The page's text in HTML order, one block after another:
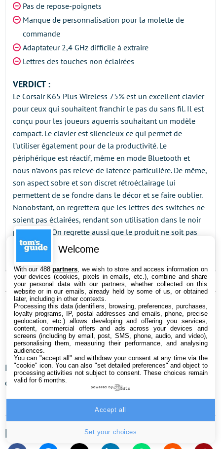
Pas de repose-poignets
Manque de personnalisation pour la molette de
commande
Adaptateur 2,4 GHz difficile à extraire
Lettres des touches non éclairées
VERDICT :
Le Corsair K65 Plus Wireless 75% est un excellent clavier
pour ceux qui souhaitent franchir le pas du sans fil. Il est
conçu pour les joueurs aguerris souhaitant un modèle
compact. Le clavier est silencieux ce qui permet de
l’utiliser également pour de la productivité. Le
périphérique est réactif, même en mode Bluetooth et
nous n’avons pas relevé de latence particulière. De même,
son aspect sobre et son discret rétroéclairage lui
permettent de se fondre dans le décor et se faire oublier.
Nonobstant, on regrettera que les lettres des switches ne
soient pas éclairées, rendant son utilisation dans le noir
perfectible. On regrette aussi que le produit ne soit pas
livré avec un repose-poignets, et que la molette de
Quentin Lorichon
Twitter
LinkedIn
Passionné de tech et de jeux vidéo, je me complais à
découvrir de nouveaux titres…
La rédaction vous conseille aussi...
Welcome
With our 488partners , we wish to store and access information on
your devices (cookies, pixels in emails, etc.), combine and share
your personal data with our partners, whether collected on this
website or in our emails, already held by some of us, or obtained
later, including in other contexts.
Processing this data (identifiers, browsing, preferences, purchases,
loyalty programs, IP, postal addresses and emails, phone, precise
geolocation, etc.) allows developing and offering you services,
content, commercial offers and ads across your devices and
screens (including by email, post, SMS, phone, audio, and video),
personalising them, measuring their performance, and analysing
audiences.
You can "accept all" and withdraw your consent at any time via the
"cookie" icon. You can also "set detailed preferences" and object to
processing activities not subject to consent. These choices remain
valid for 6 months.
powered by
Set your choices
Accept all